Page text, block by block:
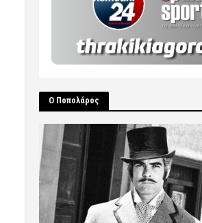
Ο Ποπολάρος